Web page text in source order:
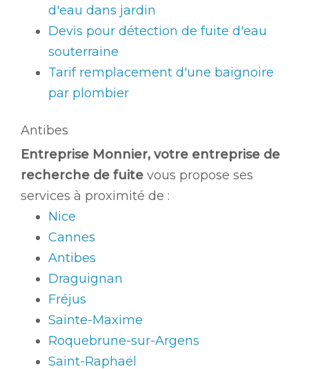
d'eau dans jardin
Devis pour détection de fuite d'eau
souterraine
Tarif remplacement d'une baignoire
par plombier
Antibes
Entreprise Monnier, votre entreprise de
recherche de fuite vous propose ses
services à proximité de :
Nice
Cannes
Antibes
Draguignan
Fréjus
Sainte-Maxime
Roquebrune-sur-Argens
Saint-Raphaël